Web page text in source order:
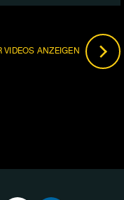
VIDEOS ANZEIGEN